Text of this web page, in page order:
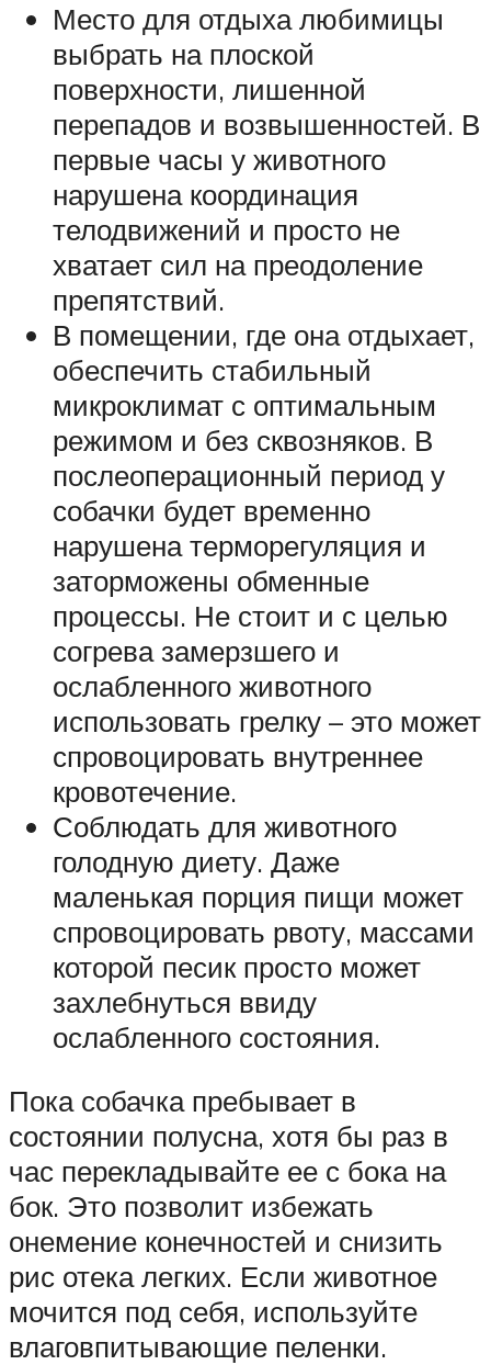
Место для отдыха любимицы
выбрать на плоской
поверхности, лишенной
перепадов и возвышенностей. В
первые часы у животного
нарушена координация
телодвижений и просто не
хватает сил на преодоление
препятствий.
В помещении, где она отдыхает,
обеспечить стабильный
микроклимат с оптимальным
режимом и без сквозняков. В
послеоперационный период у
собачки будет временно
нарушена терморегуляция и
заторможены обменные
процессы. Не стоит и с целью
согрева замерзшего и
ослабленного животного
использовать грелку – это может
спровоцировать внутреннее
кровотечение.
Соблюдать для животного
голодную диету. Даже
маленькая порция пищи может
спровоцировать рвоту, массами
которой песик просто может
захлебнуться ввиду
ослабленного состояния.
Пока собачка пребывает в
состоянии полусна, хотя бы раз в
час перекладывайте ее с бока на
бок. Это позволит избежать
онемение конечностей и снизить
рис отека легких. Если животное
мочится под себя, используйте
влаговпитывающие пеленки.